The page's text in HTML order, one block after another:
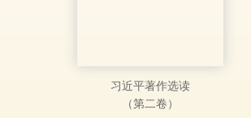
习近平著作选读
（第二卷）